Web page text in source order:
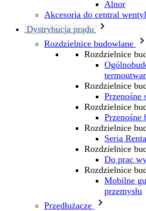
Alnor
Akcesoria do central
Dystrybucja prądu

Rozdzielnice budowlane 
Rozdzielnice
Rozdzielnice
Przenośne
Rozdzielnice
Przenośne
Rozdzielnice
Seria
Rozdzielnice
Do prac
Rozdzielnice
Mobilne
przemysłu
Przedłużacze
